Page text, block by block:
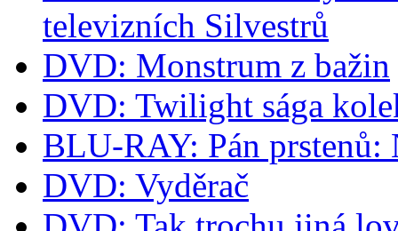
televizních Silvestrů
DVD: Monstrum z bažin
DVD: Twilight sága
BLU-RAY: Pán prstenů:
DVD: Vyděrač